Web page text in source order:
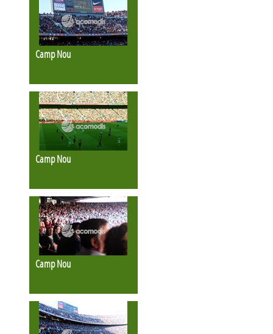
Camp Nou
Camp Nou
Camp Nou